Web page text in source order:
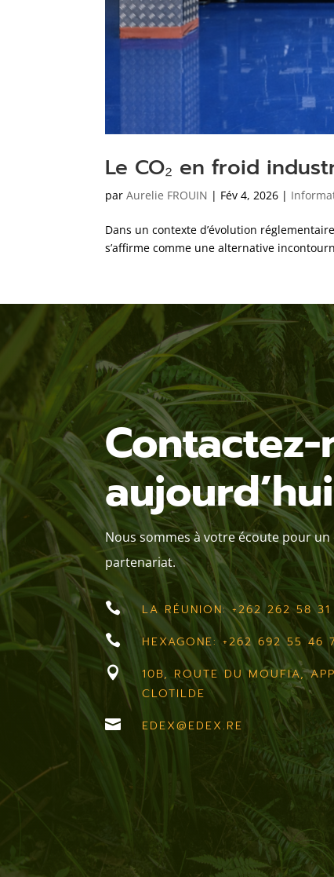
Le CO₂ en froid
parAurelie FROUIN | Fév 4, 2026 |
Dans un contexte d’évolution
s’affirme comme une alternative
aujourd’hui
Nous sommes à votre écoute pour un
partenariat.
 LA RÉUNION: +262 262 58
 HEXAGONE: +262 692 55 46

10B, ROUTE DU MOUFIA,
CLOTILDE
 EDEX@EDEX.RE